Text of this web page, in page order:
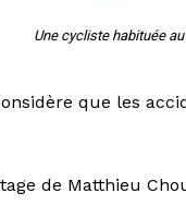
Une cycliste habituée
que les
de Matthieu